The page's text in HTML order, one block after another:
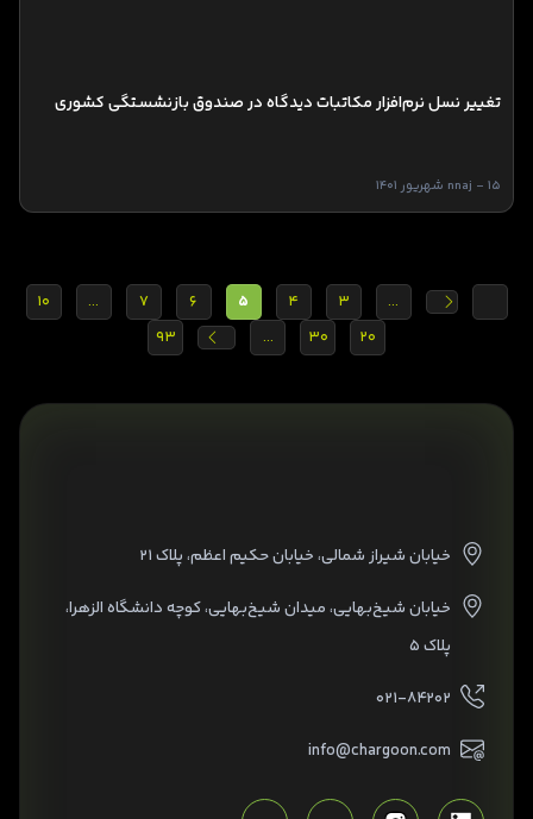
تغییر نسل نرم‌افزار مکاتبات دیدگاه در صندوق بازنشستگی کشوری
nnaj - 15 شهریور 1401
...
3
4
5
6
7
...
10
20
30
...
93
خیابان شیراز شمالی، خیابان حکیم اعظم، پلاک ۲۱
خیابان شیخ‌بهایی، میدان شیخ‌بهایی، کوچه دانشگاه الزهرا،
پلاک ۵
۰۲۱-۸۴۲۰۲
info@chargoon.com